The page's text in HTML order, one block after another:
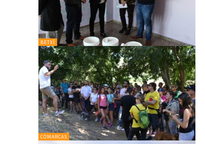
BETXÍ
COMARCAS